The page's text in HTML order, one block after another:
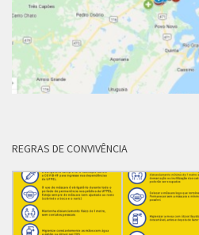
REGRAS DE CONVIVÊNCIA